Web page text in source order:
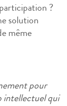
?
solution
même
pour
intellectuel qui